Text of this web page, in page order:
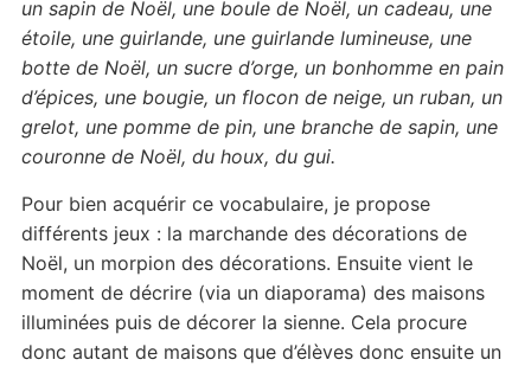
un sapin de Noël, une boule de Noël, un cadeau, une
étoile, une guirlande, une guirlande lumineuse, une
botte de Noël, un sucre d’orge, un bonhomme en pain
d’épices, une bougie, un flocon de neige, un ruban, un
grelot, une pomme de pin, une branche de sapin, une
couronne de Noël, du houx, du gui.
Pour bien acquérir ce vocabulaire, je propose
différents jeux : la marchande des décorations de
Noël, un morpion des décorations. Ensuite vient le
moment de décrire (via un diaporama) des maisons
illuminées puis de décorer la sienne. Cela procure
donc autant de maisons que d’élèves donc ensuite un